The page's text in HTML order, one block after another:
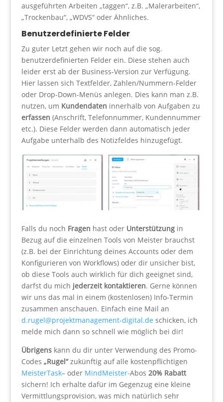
ausgeführten Arbeiten „taggen“, z.B. „Malerarbeiten“,
„Trockenbau“, „WDVS“ oder Ähnliches.
Benutzerdefinierte Felder
Zu guter Letzt gehen wir noch auf die sog.
benutzerdefinierten Felder ein. Diese stehen auch
leider erst ab der Business-Version zur Verfügung.
Hier lassen sich Textfelder, Zahlen/Nummern-Felder
oder Drop-Down-Menüs anlegen. Dies kann man z.B.
nutzen, um Kundendaten innerhalb von Aufgaben zu
erfassen (Anschrift, Telefonnummer, Kundennummer
etc.). Diese Felder werden dann automatisch jeder
Aufgabe unterhalb des Notizfeldes hinzugefügt.
Falls du noch Fragen hast oder Unterstützungin
Bezug auf die einzelnen Tools von Meister brauchst
(z.B. bei der Einrichtung deines Accounts oder dem
Konfigurieren von Workflows) oder dir unsicher bist,
ob diese Tools auch wirklich für dich geeignet sind,
darfst du mich jederzeit kontaktieren. Gerne können
wir uns das mal in einem (kostenlosen) Info-Termin
zusammen anschauen. Einfach eine Mail an
d.rugel@projektmanagement-digital.de schicken, ich
melde mich dann so schnell wie möglich bei dir!
Übrigenskann du dir unter Verwendung des Promo-
Codes „Rugel“zukünftig auf alle kostenpflichtigen
MeisterTask– oder MindMeister-Abos 20% Rabatt
sichern! Ich erhalte dafür im Gegenzug eine kleine
Vermittlungsprovision, was mich natürlich sehr